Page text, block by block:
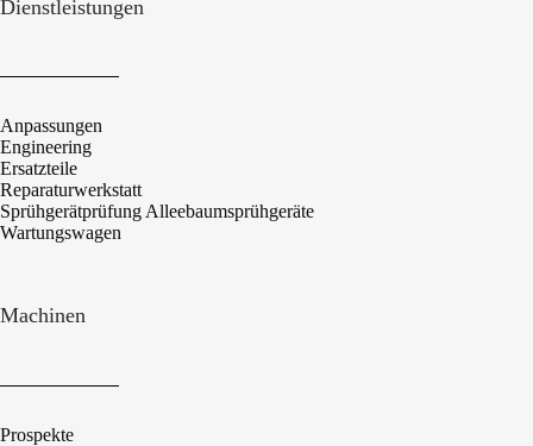
Dienstleistungen
Anpassungen
Engineering
Ersatzteile
Reparaturwerkstatt
Sprühgerätprüfung Alleebaumsprühgeräte
Wartungswagen
Machinen
Prospekte